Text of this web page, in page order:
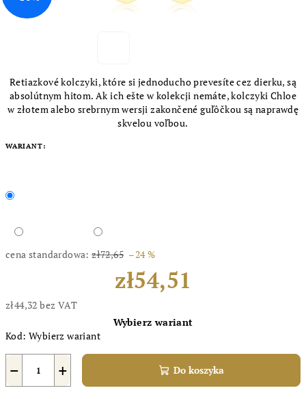
Retiazkové kolczyki, które si jednoducho prevesíte cez dierku, są
absolútnym hitom. Ak ich ešte w kolekcji nemáte, kolczyki Chloe
w złotem alebo srebrnym wersji zakončené guľôčkou są naprawdę
skvelou voľbou.
WARIANT:
cena standardowa: zł72,65 –24 %
zł54,51
zł44,32 bez VAT
jednostkowa:
Wybierz wariant
Kod: Wybierz wariant
+
− Do koszyka